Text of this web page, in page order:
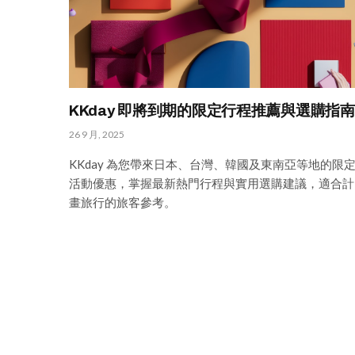
KKday 即將到期的限定行程推薦與選購指南
26 9 月, 2025
KKday 為您帶來日本、台灣、韓國及東南亞等地的限定
活動優惠，掌握最新熱門行程與實用選購建議，適合計
畫旅行的旅客參考。